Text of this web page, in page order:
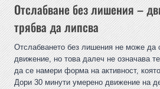
Отслабване без лишения –
трябва да липсва
Отслабването без лишения не може да
движение, но това далеч не означава
да се намери форма на активност,
Дори 30 минути умерено движение на